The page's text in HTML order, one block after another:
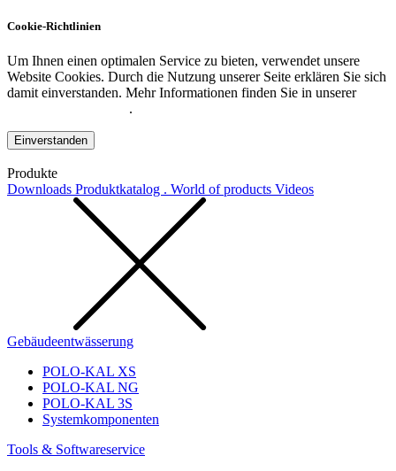
Cookie-Richtlinien
Um Ihnen einen optimalen Service zu bieten, verwendet unsere
Website Cookies. Durch die Nutzung unserer Seite erklären Sie sich
damit einverstanden. Mehr Informationen finden Sie in unserer
.
Einverstanden
Produkte
Downloads Produktkatalog . World of products Videos
Gebäudeentwässerung
POLO-KAL XS
POLO-KAL NG
POLO-KAL 3S
Systemkomponenten
Tools & Softwareservice